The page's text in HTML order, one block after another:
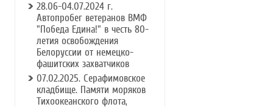
28.06-04.07.2024 г.
Автопробег ветеранов ВМФ
"Победа Едина!" в честь 80-
летия освобождения
Белоруссии от немецко-
фашитских захватчиков
07.02.2025. Серафимовское
кладбище. Памяти моряков
Тихоокеанского флота,